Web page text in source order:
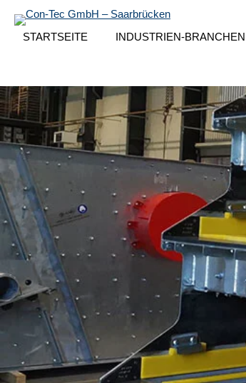
Zum
Hauptinhalt
STARTSEITE INDUSTRIEN-BRANCHEN